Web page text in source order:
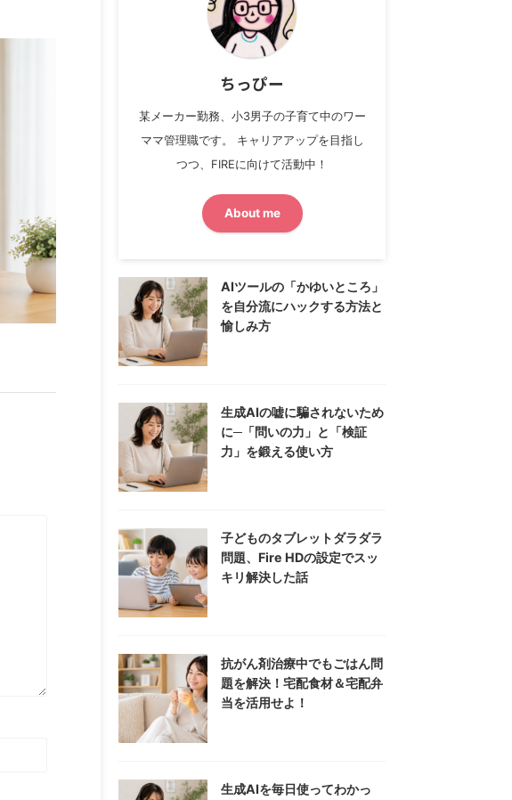
ちっぴー
某メーカー勤務、小3男子の子育て中のワー
ママ管理職です。 キャリアアップを目指し
つつ、FIREに向けて活動中！
About me
AIツールの「かゆいところ」
を自分流にハックする方法と
愉しみ方
生成AIの嘘に騙されないため
に─「問いの力」と「検証
力」を鍛える使い方
子どものタブレットダラダラ
問題、Fire HDの設定でスッ
キリ解決した話
抗がん剤治療中でもごはん問
題を解決！宅配食材＆宅配弁
当を活用せよ！
生成AIを毎日使ってわかっ